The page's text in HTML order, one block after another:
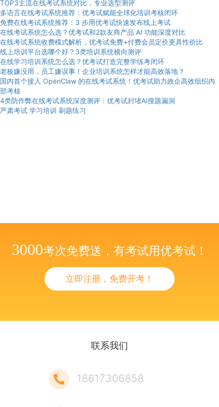
TOP3主流在线考试系统对比，专业选型测评
多语言在线考试系统推荐：优考试赋能全球化培训考核闭环
免费在线考试系统推荐：3 步用优考试快速发布线上考试
在线考试系统怎么选？优考试和2款友商产品 AI 功能深度对比
在线考试系统收费模式解析，优考试免费+付费会员定价更具性价比
线上培训平台选哪个好？3类培训系统横向测评
在线学习培训系统怎么选？优考试打造完整学练考闭环
老板嫌没用，员工嫌误事！企业培训系统怎样才能高效落地？
国内首个接入 OpenClaw 的在线考试系统！优考试助力政企高效组织内
部考核
4类防作弊在线考试系统深度测评：优考试封堵AI搜题漏洞
严肃考试 学习培训 刷题练习
3000考次免费送，有考试用优考试！
立即注册，免费开考！
联系我们
18617306858